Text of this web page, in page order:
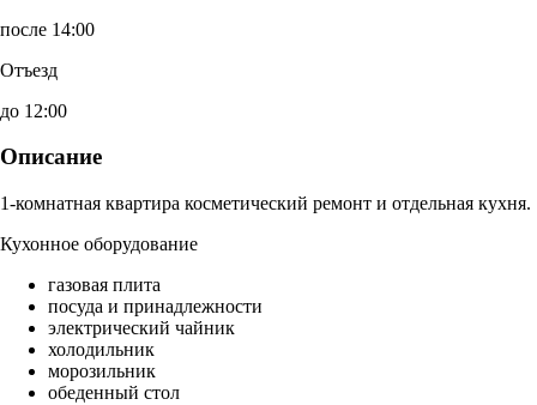
после 14:00
Отъезд
до 12:00
Описание
1-комнатная квартира косметический ремонт и отдельная кухня.
Кухонное оборудование
газовая плита
посуда и принадлежности
электрический чайник
холодильник
морозильник
обеденный стол